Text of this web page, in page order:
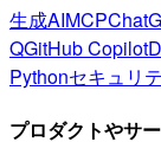
生成AIMCP
QGitHub Copilot
Pythonセキュリ
プロダクトやサ